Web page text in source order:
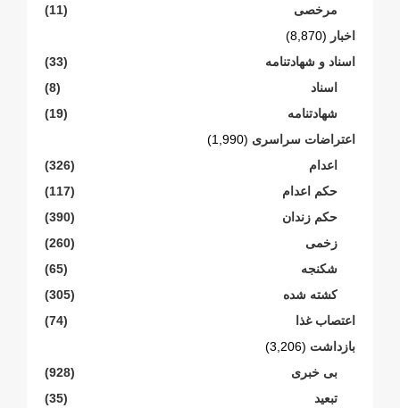
مرخصی
(11)
اخبار (8,870)
اسناد و شهادتنامە
(33)
اسناد
(8)
شهادتنامە
(19)
اعتراضات سراسری (1,990)
اعدام
(326)
حکم اعدام
(117)
حکم زندان
(390)
زخمی
(260)
شکنجە
(65)
کشته شده
(305)
اعتصاب غذا
(74)
بازداشت (3,206)
بی خبری
(928)
تبعید
(35)